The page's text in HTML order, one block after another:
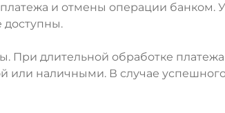
и отмены операции банком.
доступны.
При длительной обработке платежа
или наличными. В случае